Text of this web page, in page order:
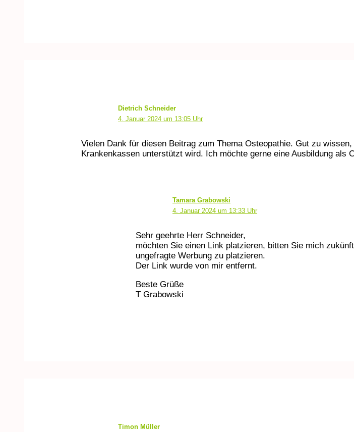
Dietrich Schneider
4. Januar 2024 um 13:05 Uhr
Vielen Dank für diesen Beitrag zum Thema Osteopathie. Gut zu
Krankenkassen unterstützt wird. Ich möchte gerne eine Ausbildung als
Tamara Grabowski
4. Januar 2024 um 13:33 Uhr
Sehr geehrte Herr Schneider,
möchten Sie einen Link platzieren, bitten Sie mich
ungefragte Werbung zu platzieren.
Der Link wurde von mir entfernt.
Beste Grüße
T Grabowski
Timon Müller